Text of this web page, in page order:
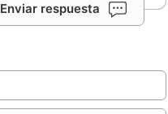
Enviar respuesta